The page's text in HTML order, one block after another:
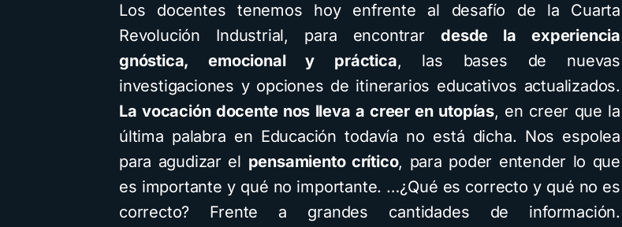
Los docentes tenemos hoy enfrente al desafío de la Cuarta
Revolución Industrial, para encontrardesde la experiencia
gnóstica, emocional y práctica, las bases de nuevas
investigaciones y opciones de itinerarios educativos actualizados.
La vocación docente nos lleva a creer en utopías, en creer que la
última palabra en Educación todavía no está dicha. Nos espolea
para agudizar el pensamiento crítico, para poder entender lo que
es importante y qué no importante. …¿Qué es correcto y qué no es
correcto? Frente a grandes cantidades de información.